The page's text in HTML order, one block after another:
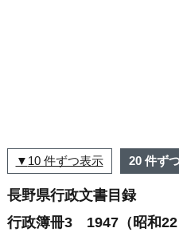
10 件ずつ表示 20 件ず
長野県行政文書目録
行政簿冊3 1947（昭和22